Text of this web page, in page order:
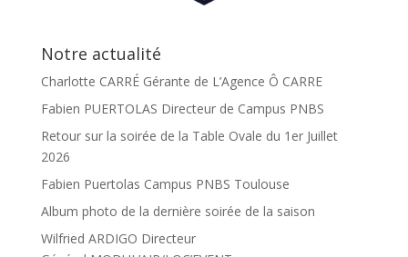
Notre actualité
Charlotte CARRÉ Gérante de L’Agence Ô CARRE
Fabien PUERTOLAS Directeur de Campus PNBS
Retour sur la soirée de la Table Ovale du 1er Juillet
2026
Fabien Puertolas Campus PNBS Toulouse
Album photo de la dernière soirée de la saison
Wilfried ARDIGO Directeur